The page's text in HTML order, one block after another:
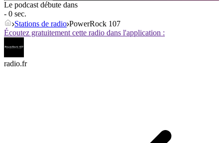
Le podcast débute dans
- 0 sec.
Stations de radio PowerRock 107
Écoutez gratuitement cette radio dans l'application :
radio.fr